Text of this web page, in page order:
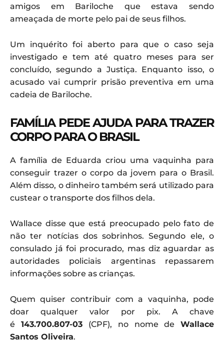
amigos em Bariloche que estava sendo
ameaçada de morte pelo pai de seus filhos.
Um inquérito foi aberto para que o caso seja
investigado e tem até quatro meses para ser
concluído, segundo a Justiça. Enquanto isso, o
acusado vai cumprir prisão preventiva em uma
cadeia de Bariloche.
FAMÍLIA PEDE AJUDA PARA TRAZER
CORPO PARA O BRASIL
A família de Eduarda criou uma vaquinha para
conseguir trazer o corpo da jovem para o Brasil.
Além disso, o dinheiro também será utilizado para
custear o transporte dos filhos dela.
Wallace disse que está preocupado pelo fato de
não ter notícias dos sobrinhos. Segundo ele, o
consulado já foi procurado, mas diz aguardar as
autoridades policiais argentinas repassarem
informações sobre as crianças.
Quem quiser contribuir com a vaquinha, pode
doar qualquer valor por pix. A chave
é 143.700.807-03 (CPF), no nome deWallace
Santos Oliveira.